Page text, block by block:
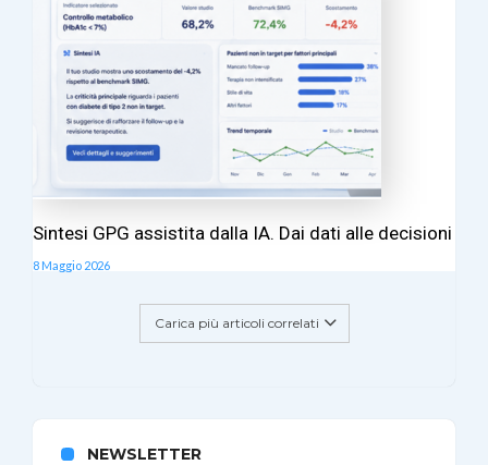
Sintesi GPG assistita dalla IA. Dai dati alle decisioni
8 Maggio 2026
Carica più articoli correlati
NEWSLETTER